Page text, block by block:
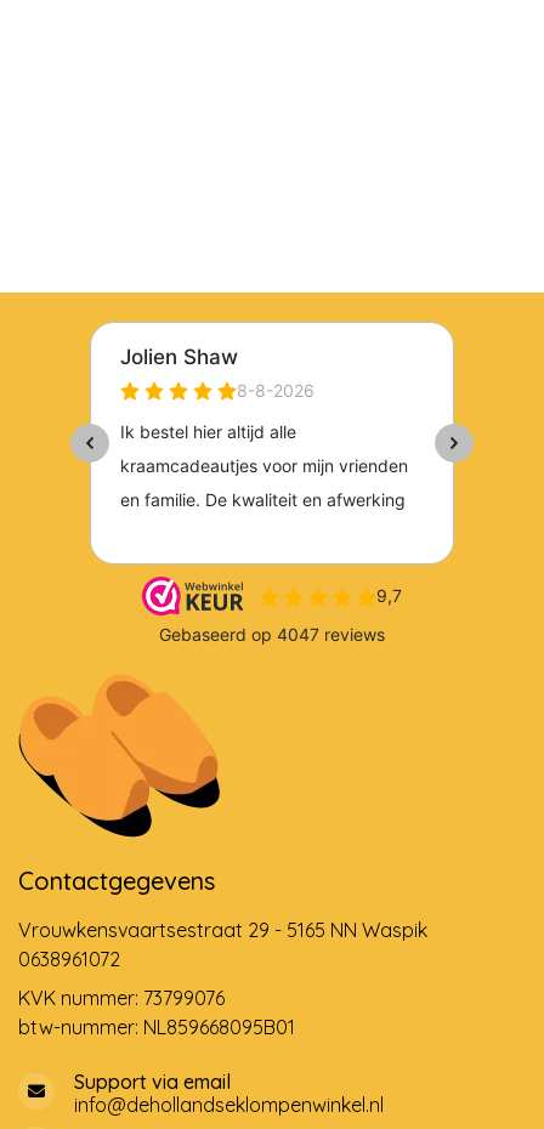
Contactgegevens
Vrouwkensvaartsestraat 29 - 5165 NN Waspik
0638961072
KVK nummer: 73799076
btw-nummer: NL859668095B01
Support via email
info@dehollandseklompenwinkel.nl